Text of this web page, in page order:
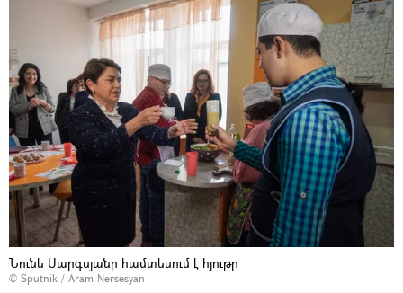
Նունե Սարգսյանը համտեսում է հյութը
© Sputnik / Aram Nersesyan